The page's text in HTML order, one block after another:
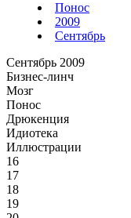
Понос
2009
Сентябрь
Сентябрь 2009
Бизнес-линч
Мозг
Понос
Дрюкенция
Идиотека
Иллюстрации
16
17
18
19